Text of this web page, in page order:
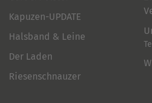
Kapuzen-UPDATE
Halsband & Leine
Der Laden
Riesenschnauzer